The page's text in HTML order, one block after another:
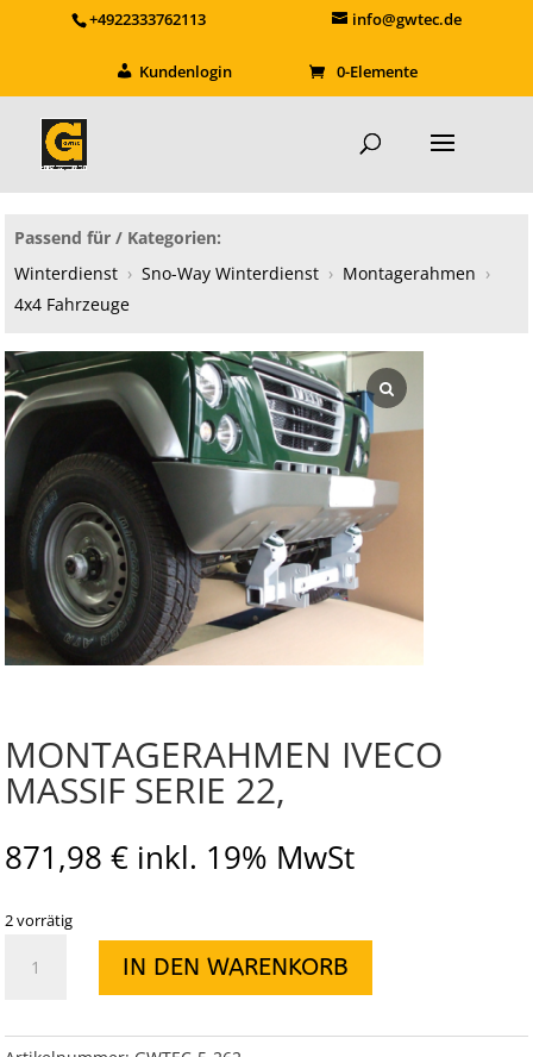
+4922333762113 info@gwtec.de
Kundenlogin 0-Elemente
Passend für / Kategorien:
Winterdienst › Sno-Way Winterdienst › Montagerahmen ›
4x4 Fahrzeuge
MONTAGERAHMEN IVECO
MASSIF SERIE 22,
871,98 € inkl. 19% MwSt
2 vorrätig
MONTAGERAHMEN
IVECO
IN DEN WARENKORB